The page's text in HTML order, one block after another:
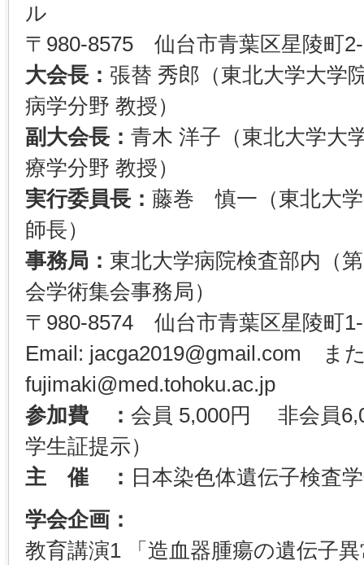
ル
〒980-8575 仙台市青葉区星陵町
大会長： 張替 秀郎（東北大学大学
病学分野 教授）
副大会長： 青木 洋子（東北大学大
療学分野 教授）
実行委員長： 藤巻 慎一（東北大
師長）
事務局： 東北大学病院検査部内（
会学術集会事務局）
〒980-8574 仙台市青葉区星陵町
Email: jacga2019@gmail.com ま
fujimaki@med.tohoku.ac.jp
参加費 ： 会員 5,000円 非会員
学生証提示）
主 催 ： 日本染色体遺伝子検査
学会企画：
教育講演1 「造血器腫瘍の遺伝子